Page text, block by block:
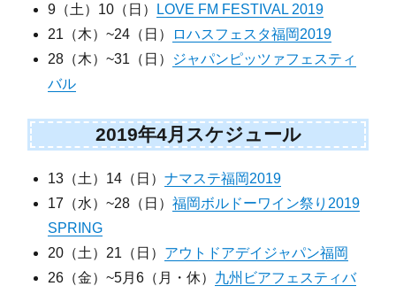
9（土）10（日）
LOVE FM FESTIVAL 2019
21（木）~24（日）
ロハスフェスタ福岡2019
28（木）~31（日） ジャパンピッツァフェスティ
バル
2019年4月スケジュール
13（土）14（日）ナマステ福岡2019
17（水）~28（日）福岡ボルドーワイン祭り2019
SPRING
20（土）21（日） アウトドアデイジャパン福岡
26（金）~5月6（月・休） 九州ビアフェスティバ